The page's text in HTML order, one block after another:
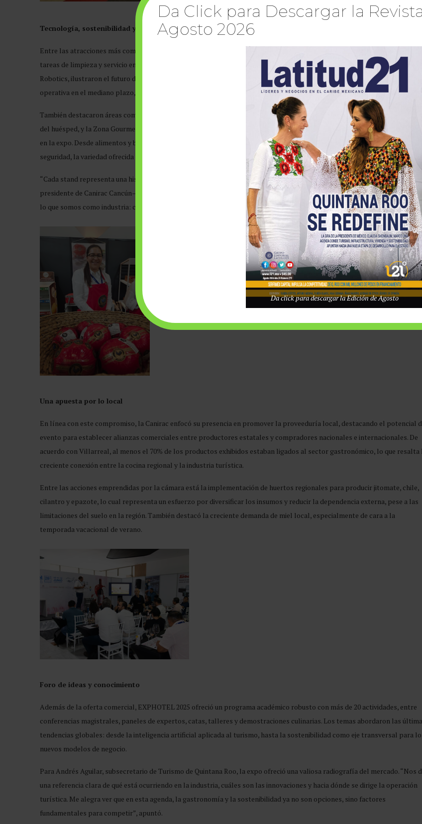
Tecnología, sostenibilidad y nuevas experiencias
Entre las atracciones más comentadas de la expo figuró la presentación de robots autónomos diseñados para realizar
tareas de limpieza y servicio en habitaciones sin supervisión humana. Estos dispositivos, desarrollados por Integral
Robotics, ilustraron el futuro de la automatización en hoteles, un mercado que podría representar hasta el 30% de la planta
operativa en el mediano plazo, según estimaciones de la firma.
También destacaron áreas como el Salón de Tendencias, enfocado en herramientas tecnológicas para elevar la experiencia
del huésped, y la Zona Gourmet, donde chefs reconocidos realizaron demostraciones en vivo utilizando productos exhibidos
en la expo. Desde alimentos y bebidas hasta mobiliario, productos de limpieza, diseño, energías renovables y soluciones de
seguridad, la variedad ofrecida abarcó cada rincón del ecosistema turístico.
“Cada stand representa una historia de esfuerzo y un compromiso con la excelencia”, expresó Julio Villarreal Zapata,
presidente de Canirac Cancún–Quintana Roo, durante su intervención. “Esta no es sólo una exposición, es una celebración de
lo que somos como industria: creativa, resiliente y comprometida con el desarrollo del Estado”.
Una apuesta por lo local
En línea con este compromiso, la Canirac enfocó su presencia en promover la proveeduría local, destacando el potencial
evento para establecer alianzas comerciales entre productores estatales y compradores nacionales e internacionales. De
acuerdo con Villarreal, al menos el 70% de los productos exhibidos estaban ligados al sector gastronómico, lo que resalta
creciente conexión entre la cocina regional y la industria turística.
Entre las acciones emprendidas por la cámara está la implementación de huertos regionales para producir jitomate, chile,
cilantro y epazote, lo cual representa un esfuerzo por diversificar los insumos y reducir la dependencia externa, pese a las
limitaciones del suelo en la región. También destacó la creciente demanda de miel local, especialmente de cara a la
temporada vacacional de verano.
Foro de ideas y conocimiento
Además de la oferta comercial, EXPHOTEL 2025 ofreció un programa académico robusto con más de 20 actividades, entre
conferencias magistrales, paneles de expertos, catas, talleres y demostraciones culinarias. Los temas abordaron las
tendencias globales: desde la inteligencia artificial aplicada al turismo, hasta la sostenibilidad como eje transversal para
nuevos modelos de negocio.
Para Andrés Aguilar, subsecretario de Turismo de Quintana Roo, la expo ofreció una valiosa radiografía del mercado. “Nos
una referencia clara de qué está ocurriendo en la industria, cuáles son las innovaciones y hacia dónde se dirige la operación
turística. Me alegra ver que en esta agenda, la gastronomía y la sostenibilidad ya no son opciones, sino factores
fundamentales para competir”, apuntó.
Da Click para Descargar la
Agosto 2026
Da click para descargar la Edición de Agosto